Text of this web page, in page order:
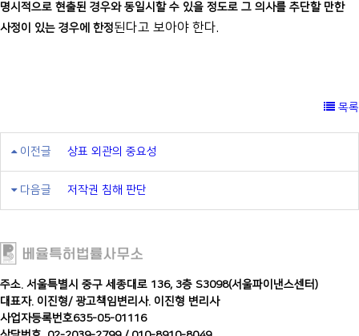
명시적으로 현출된 경우와 동일시할 수 있을 정도로 그 의사를 추단할 만한
사정이 있는 경우에 한정된다고 보아야 한다.
목록
이전글 상표 외관의 중요성
다음글 저작권 침해 판단
주소. 서울특별시 중구 세종대로 136, 3층 S3098(서울파이낸스센터)
대표자. 이진형/광고책임변리사. 이진형 변리사
사업자등록번호635-05-01116